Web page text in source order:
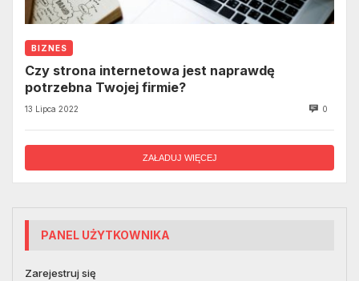
BIZNES
Czy strona internetowa jest naprawdę
potrzebna Twojej firmie?
13 Lipca 2022 0
ZAŁADUJ WIĘCEJ
PANEL UŻYTKOWNIKA
Zarejestruj się